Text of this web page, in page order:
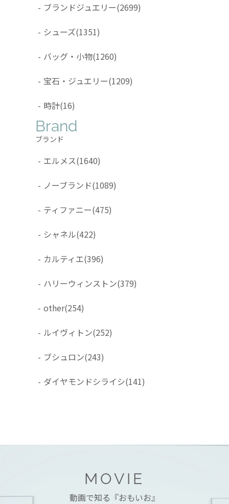
- ブランドジュエリー(2699)
- シューズ(1351)
- バッグ・小物(1260)
- 宝石・ジュエリー(1209)
- 時計(16)
Brand
ブランド
- エルメス(1640)
- ノーブランド(1089)
- ティファニー(475)
- シャネル(422)
- カルティエ(396)
- ハリーウィンストン(379)
- other(254)
- ルイヴィトン(252)
- ブシュロン(243)
- ダイヤモンドシライシ(141)
MOVIE
動画で知る『おもいお』